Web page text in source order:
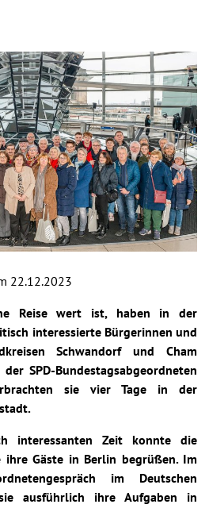
22.12.2023
Reise wert ist, haben in der
interessierte Bürgerinnen und
Schwandorf und Cham
SPD-Bundestagsabgeordneten
sie vier Tage in der
interessanten Zeit konnte die
ihre Gäste in Berlin begrüßen. Im
im Deutschen
ausführlich ihre Aufgaben in